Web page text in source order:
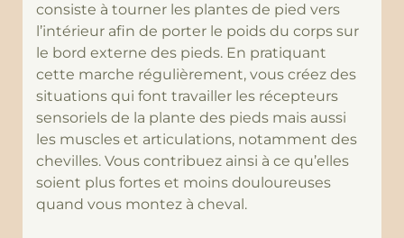
consiste à tourner les plantes de pied vers
l’intérieur afin de porter le poids du corps sur
le bord externe des pieds. En pratiquant
cette marche régulièrement, vous créez des
situations qui font travailler les récepteurs
sensoriels de la plante des pieds mais aussi
les muscles et articulations, notamment des
chevilles. Vous contribuez ainsi à ce qu’elles
soient plus fortes et moins douloureuses
quand vous montez à cheval.